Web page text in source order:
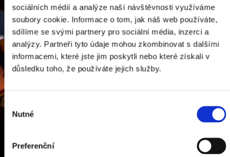
sociálních médií a analýze naší návštěvnosti využíváme
soubory cookie. Informace o tom, jak náš web používáte,
sdílíme se svými partnery pro sociální média, inzerci a
analýzy. Partneři tyto údaje mohou zkombinovat s dalšími
informacemi, které jste jim poskytli nebo které získali v
důsledku toho, že používáte jejich služby.
Výběr
souhlasu
Nutné
Preferenční